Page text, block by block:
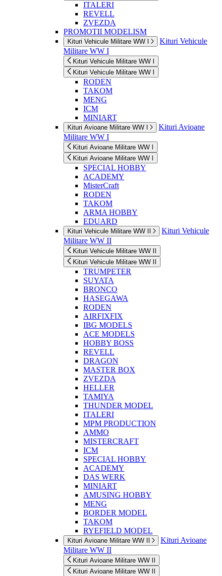
ITALERI
REVELL
ZVEZDA
PROMOTII MODELISM
Kituri Vehicule Militare WW I
Kituri Vehicule
Militare WW I
Kituri Vehicule Militare WW I
Kituri Vehicule Militare WW I
RODEN
TAKOM
MENG
ICM
MINIART
Kituri Avioane Militare WW I
Kituri Avioane
Militare WW I
Kituri Avioane Militare WW I
Kituri Avioane Militare WW I
SPECIAL HOBBY
ACADEMY
MisterCraft
RODEN
TAKOM
ARMA HOBBY
EDUARD
Kituri Vehicule Militare WW II
Kituri Vehicule
Militare WW II
Kituri Vehicule Militare WW II
Kituri Vehicule Militare WW II
TRUMPETER
SUYATA
BRONCO
HASEGAWA
RODEN
AIRFIXFIX
IBG MODELS
ACE MODELS
HOBBY BOSS
REVELL
DRAGON
MASTER BOX
ZVEZDA
HELLER
TAMIYA
THUNDER MODEL
ITALERI
MPM PRODUCTION
AMMO
MISTERCRAFT
ICM
SPECIAL HOBBY
ACADEMY
DAS WERK
MINIART
AMUSING HOBBY
MENG
BORDER MODEL
TAKOM
RYEFIELD MODEL
Kituri Avioane Militare WW II
Kituri Avioane
Militare WW II
Kituri Avioane Militare WW II
Kituri Avioane Militare WW II